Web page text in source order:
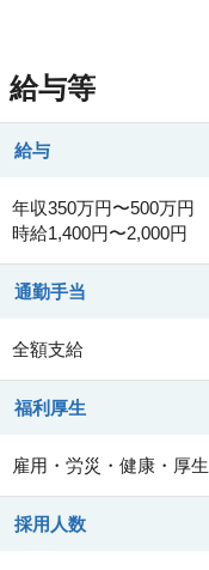
給与等
給与
年収350万円〜500万円
時給1,400円〜2,000円
通勤手当
全額支給
福利厚生
雇用・労災・健康・厚生
採用人数